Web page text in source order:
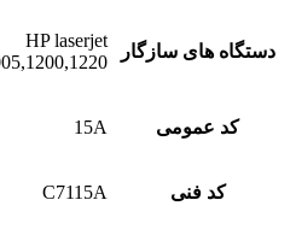
دستگاه های سازگار
HP laserjet
کد عمومی 15A
کد فنی C7115A